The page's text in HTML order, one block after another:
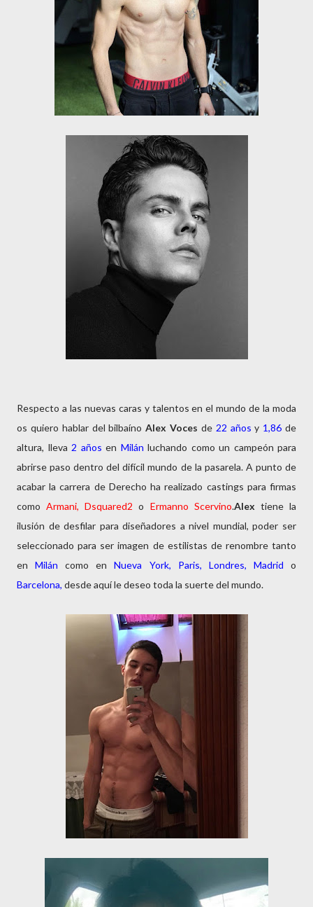
Respecto a las nuevas caras y talentos en el mundo de la moda
os quiero hablar del bilbaínoAlex Voces de 22 años y 1,86de
altura, lleva 2 años en Milán luchando como un campeón para
abrirse paso dentro del difícil mundo de la pasarela. A punto de
acabar la carrera de Derecho ha realizado castings para firmas
comoArmani, Dsquared2o Ermanno Scervino.Alex tiene la
ilusión de desfilar para diseñadores a nivel mundial, poder ser
seleccionado para ser imagen de estilistas de renombre tanto
enMiláncomo enNueva York, Paris, Londres, Madrid o
Barcelona, desde aquí le deseo toda la suerte del mundo.